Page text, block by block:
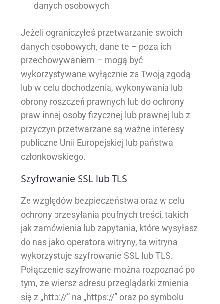
danych osobowych.
Jeżeli ograniczyłeś przetwarzanie swoich
danych osobowych, dane te – poza ich
przechowywaniem – mogą być
wykorzystywane wyłącznie za Twoją zgodą
lub w celu dochodzenia, wykonywania lub
obrony roszczeń prawnych lub do ochrony
praw innej osoby fizycznej lub prawnej lub z
przyczyn przetwarzane są ważne interesy
publiczne Unii Europejskiej lub państwa
członkowskiego.
Szyfrowanie SSL lub TLS
Ze względów bezpieczeństwa oraz w celu
ochrony przesyłania poufnych treści, takich
jak zamówienia lub zapytania, które wysyłasz
do nas jako operatora witryny, ta witryna
wykorzystuje szyfrowanie SSL lub TLS.
Połączenie szyfrowane można rozpoznać po
tym, że wiersz adresu przeglądarki zmienia
się z „http://” na „https://” oraz po symbolu